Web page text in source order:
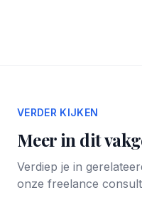
VERDER KIJKEN
Meer in dit
Verdiep je in
onze freelance